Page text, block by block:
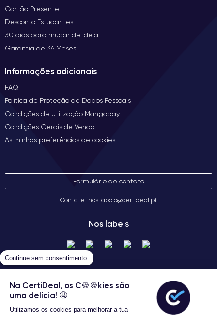
Cartão Presente
Desconto Estudantes
30 dias para mudar de ideia
Garantia de 36 Meses
Informações adicionais
FAQ
Política de Proteção de Dados Pessoais
Condições de Utilização Mangopay
Condições Gerais de Venda
As minhas preferências de cookies
Formulário de contato
Contate-nos: apoio@certideal.pt
Nos labels
Continue sem consentimento
Na CertiDeal, os C🍪🍪kies são
uma delícia! 🤤
Utilizamos os cookies para melhorar a tua